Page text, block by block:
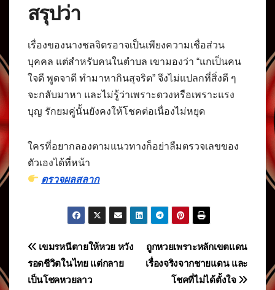
สรุปว่า
เรื่องของนางชลจิตรอาจเป็นเพียงความเชื่อส่วน
บุคคล แต่สำหรับคนในตำบล เขามองว่า “แกเป็นคน
ใจดี พูดจาดี ทำมาหากินสุจริต” จึงไม่แปลกที่สิ่งดี ๆ
จะกลับมาหา และไม่รู้ว่าเพราะดวงหรือเพราะแรง
บุญ รักยมคู่นั้นยังคงให้โชคต่อเนื่องไม่หยุด
ใครที่อยากลองตามแนวทางก็อย่าลืมตรวจเลขของ
ตัวเองได้ที่หน้า
ตรวจผลสลาก
แนะแนว
เรื่อง
ถูกหวยเพราะหลักเขตแดน
เรื่องจริงจากชายแดน และ
โชคที่ไม่ได้ตั้งใจ
เขมรหนีตายให้หวย หวัง
รอดชีวิตในไทย แต่กลาย
เป็นโชคหวยลาว